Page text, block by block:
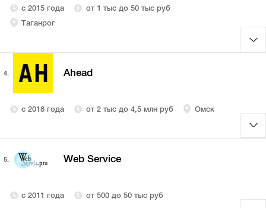
с 2015 года
от 1 тыс до 50 тыс руб
Таганрог
4. Ahead
с 2018 года от 2 тыс до 4,5 млн руб Омск
5. Web Service
с 2011 года от 500 до 50 тыс руб